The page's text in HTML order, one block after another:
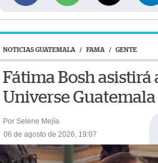
NOTICIAS GUATEMALA / FAMA / GENTE
Fátima Bosh asistirá
Universe Guatemala
Por Selene Mejía
06 de agosto de 2026, 19:07